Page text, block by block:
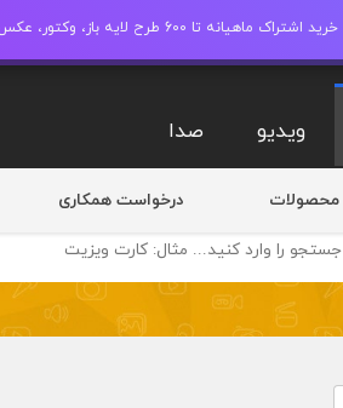
اشتراک ماهیانه تا 600 طرح لایه باز، وکتور، عکس، فایل های ویدیو وصدا دانلود کنید.
ویدیو صدا
محصولات درخواست همکاری